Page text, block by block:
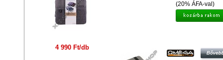
4 990 Ft/db
(20% ÁFA-val)